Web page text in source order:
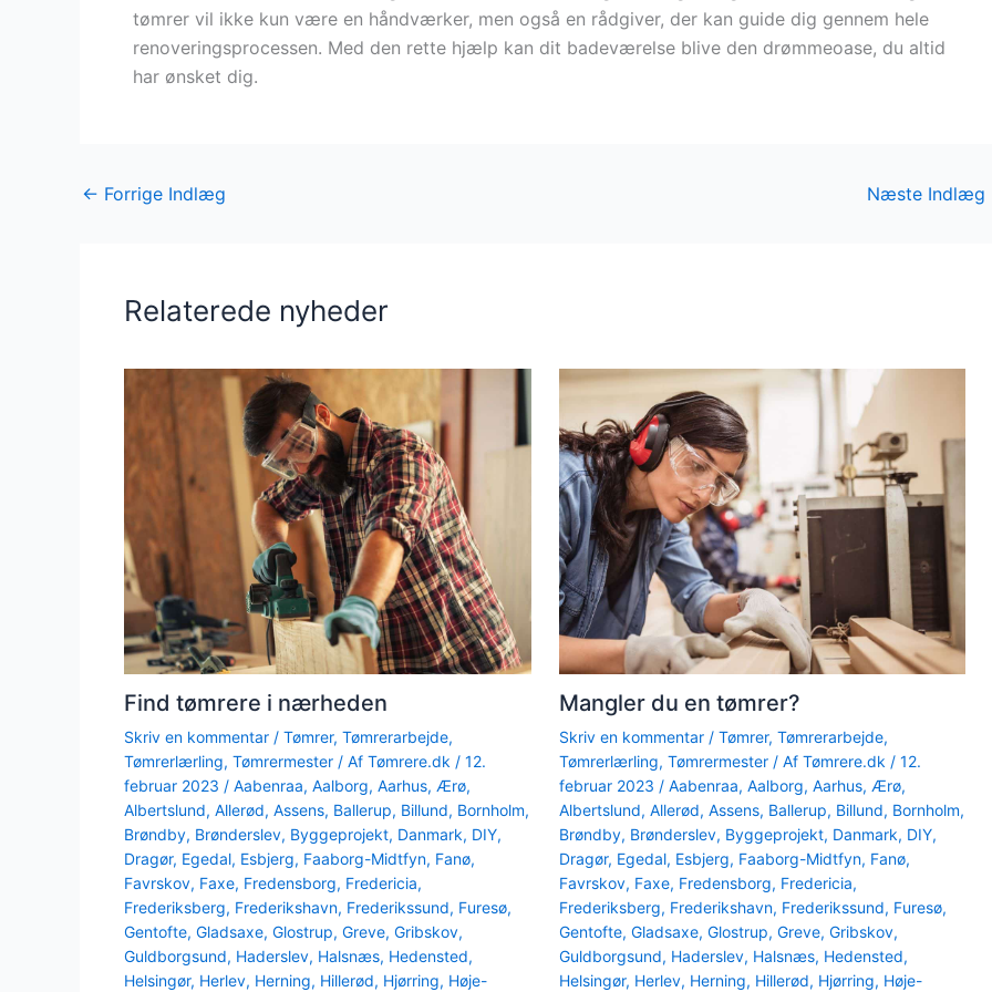
tømrer vil ikke kun være en håndværker, men også en rådgiver, der kan guide dig gennem hele
renoveringsprocessen. Med den rette hjælp kan dit badeværelse blive den drømmeoase, du altid
har ønsket dig.
← Forrige Indlæg Næste Indlæg
Relaterede nyheder
Find tømrere i nærheden
Skriv en kommentar / Tømrer, Tømrerarbejde,
Tømrerlærling, Tømrermester / Af Tømrere.dk / 12.
februar 2023 / Aabenraa, Aalborg, Aarhus, Ærø,
Albertslund, Allerød, Assens, Ballerup, Billund, Bornholm,
Brøndby, Brønderslev, Byggeprojekt, Danmark, DIY,
Dragør, Egedal, Esbjerg, Faaborg-Midtfyn, Fanø,
Favrskov, Faxe, Fredensborg, Fredericia,
Frederiksberg, Frederikshavn, Frederikssund, Furesø,
Gentofte, Gladsaxe, Glostrup, Greve, Gribskov,
Guldborgsund, Haderslev, Halsnæs, Hedensted,
Helsingør, Herlev, Herning, Hillerød, Hjørring, Høje-
Mangler du en tømrer?
Skriv en kommentar / Tømrer, Tømrerarbejde,
Tømrerlærling, Tømrermester/ Af Tømrere.dk / 12.
februar 2023 / Aabenraa, Aalborg, Aarhus, Ærø,
Albertslund, Allerød, Assens, Ballerup, Billund, Bornholm,
Brøndby, Brønderslev, Byggeprojekt, Danmark, DIY,
Dragør, Egedal, Esbjerg, Faaborg-Midtfyn, Fanø,
Favrskov, Faxe, Fredensborg, Fredericia,
Frederiksberg, Frederikshavn, Frederikssund, Furesø,
Gentofte, Gladsaxe, Glostrup, Greve, Gribskov,
Guldborgsund, Haderslev, Halsnæs, Hedensted,
Helsingør, Herlev, Herning, Hillerød, Hjørring, Høje-